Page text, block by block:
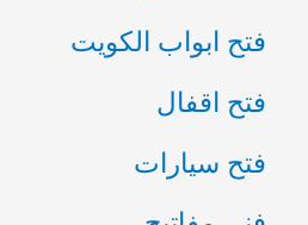
فتح ابواب الكويت
فتح اقفال
فتح سيارات